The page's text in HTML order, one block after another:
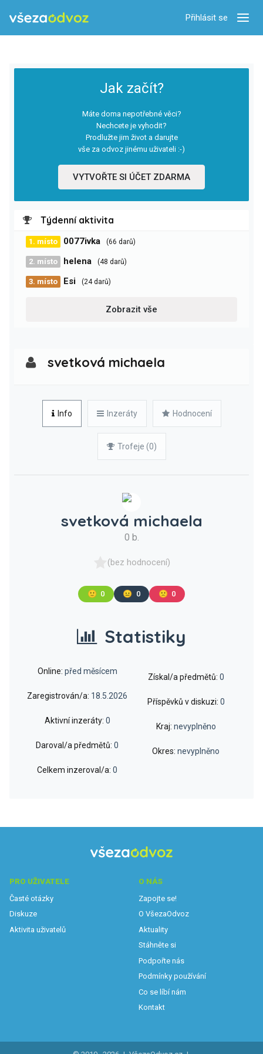
Přihlásit se
Jak začít?
Máte doma nepotřebné věci?
Nechcete je vyhodit?
Prodlužte jim život a darujte
vše za odvoz jinému uživateli :-)
VYTVOŘTE SI ÚČET ZDARMA
Týdenní aktivita
1. místo 0077ivka (66 darů)
2. místo helena (48 darů)
3. místo Esi (24 darů)
Zobrazit vše
svetková michaela
Info Inzeráty Hodnocení
Trofeje (0)
svetková michaela
0 b.
(bez hodnocení)
🙂 0 😐 0 🙁 0
Statistiky
Online: před měsícem
Zaregistrován/a: 18.5.2026
Aktivní inzeráty: 0
Daroval/a předmětů: 0
Celkem inzeroval/a: 0
Získal/a předmětů: 0
Příspěvků v diskuzi: 0
Kraj: nevyplněno
Okres: nevyplněno
PRO UŽIVATELE
Časté otázky
Diskuze
Aktivita uživatelů
O NÁS
Zapojte se!
O VšezaOdvoz
Aktuality
Stáhněte si
Podpořte nás
Podmínky používání
Co se líbí nám
Kontakt